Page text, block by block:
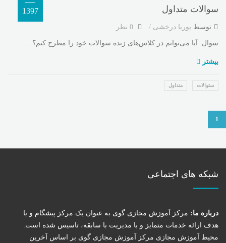
سوالات متداول 1397
توسط پوریا درخشی 0 نظر
سوال: آیا می‌توانم در کلاس‌های زنده سوالات خود را مطرح کنم؟ ...
بیشتر
سئوالات متداول
1
شبکه های اجتماعی
درباره ما: مرکز آموزش مجازی گوی به عنوان یک مرکز پیشگام و با
هدف ارائه خدمات متمایز و با مدیریت با سابقه، تاسیس شده است.
محیط آموزش مجازی مرکز آموزش مجازی گوی بر اساس آخرین